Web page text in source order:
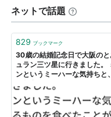
川花鳥園エピソード】です…
ネットで話題
829 ブックマーク
30歳の結婚記念日で大阪の
ュラン三ツ星に行きました。
ンというミーハーな気持ちと
ら食べてみたいという気持ち
た。 結論から言うと、う、
いう感じでした。 いつもの